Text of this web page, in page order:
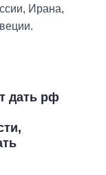
Ирана,
дать рф